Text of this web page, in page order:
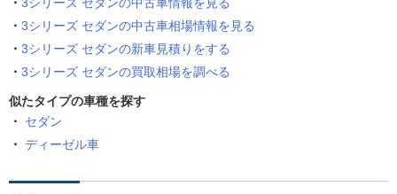
3シリーズ セダンの中古車相場情報を見る
3シリーズ セダンの新車見積りをする
3シリーズ セダンの買取相場を調べる
似たタイプの車種を探す
セダン
ディーゼル車